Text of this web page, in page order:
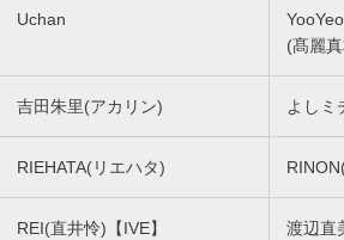
Uchan
(髙麗
吉田朱里(アカリン) よしミ
RIEHATA(リエハタ)
REI(直井怜)【IVE】 渡辺直